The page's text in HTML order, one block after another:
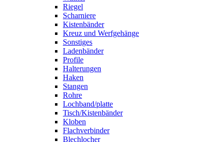
Riegel
Scharniere
Kistenbänder
Kreuz und Werfgehänge
Sonstiges
Ladenbänder
Profile
Halterungen
Haken
Stangen
Rohre
Lochband/platte
Tisch/Kistenbänder
Kloben
Flachverbinder
Blechlocher